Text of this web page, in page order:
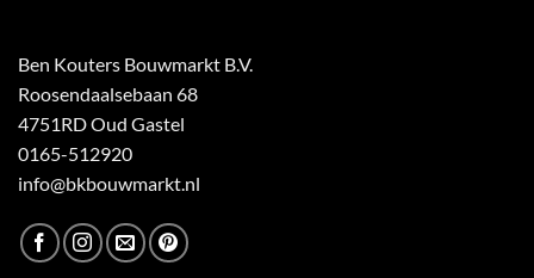
Ben Kouters Bouwmarkt B.V.
Roosendaalsebaan 68
4751RD Oud Gastel
0165-512920
info@bkbouwmarkt.nl